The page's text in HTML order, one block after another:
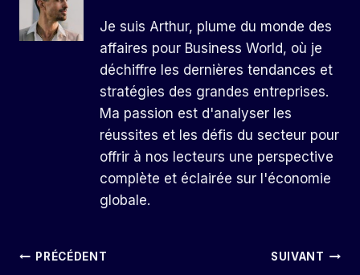
Je suis Arthur, plume du monde des
affaires pour Business World, où je
déchiffre les dernières tendances et
stratégies des grandes entreprises.
Ma passion est d'analyser les
réussites et les défis du secteur pour
offrir à nos lecteurs une perspective
complète et éclairée sur l'économie
globale.
Navigation
PRÉCÉDENT SUIVANT